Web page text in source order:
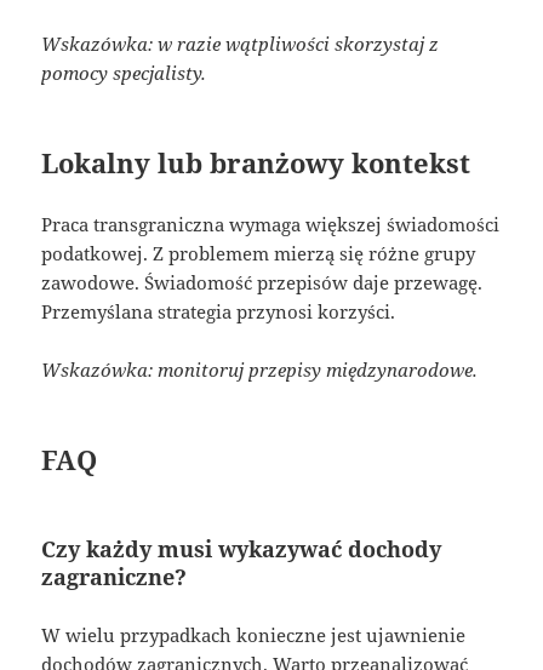
Wskazówka: w razie wątpliwości skorzystaj z
pomocy specjalisty.
Lokalny lub branżowy kontekst
Praca transgraniczna wymaga większej świadomości
podatkowej. Z problemem mierzą się różne grupy
zawodowe. Świadomość przepisów daje przewagę.
Przemyślana strategia przynosi korzyści.
Wskazówka: monitoruj przepisy międzynarodowe.
FAQ
Czy każdy musi wykazywać dochody
zagraniczne?
W wielu przypadkach konieczne jest ujawnienie
dochodów zagranicznych. Warto przeanalizować